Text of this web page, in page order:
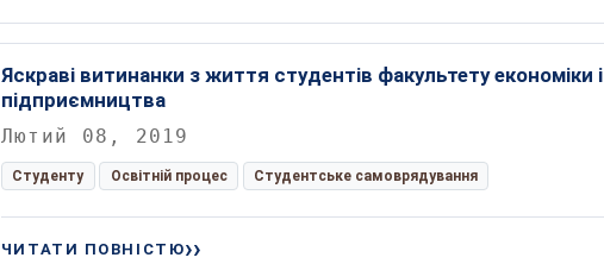
Яскраві витинанки з життя студентів факультету економіки і
підприємництва
Лютий 08, 2019
Студенту Освітній процес Студентське самоврядування
ЧИТАТИ ПОВНІСТЮ